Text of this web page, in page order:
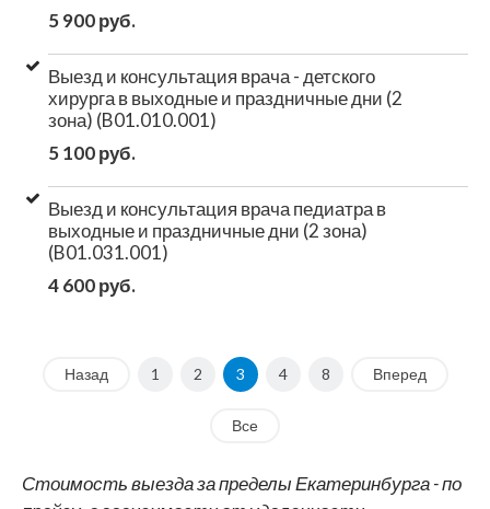
5 900 руб.
Выезд и консультация врача - детского
хирурга в выходные и праздничные дни (2
зона) (B01.010.001)
5 100 руб.
Выезд и консультация врача педиатра в
выходные и праздничные дни (2 зона)
(B01.031.001)
4 600 руб.
Назад 1 2 3 4 8 Вперед
Все
Стоимость выезда за пределы Екатеринбурга - по